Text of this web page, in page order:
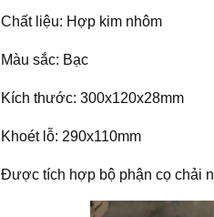
Chất liệu: Hợp kim nhôm
Màu sắc: Bạc
Kích thước: 300x120x28mm
Khoét lỗ: 290x110mm
Được tích hợp bộ phận cọ chải